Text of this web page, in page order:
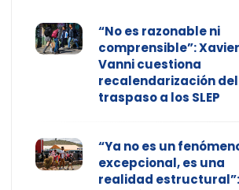
“No es razonable ni
comprensible”: Xavier
Vanni cuestiona
recalendarización del
traspaso a los SLEP
“Ya no es un
excepcional, es una
realidad